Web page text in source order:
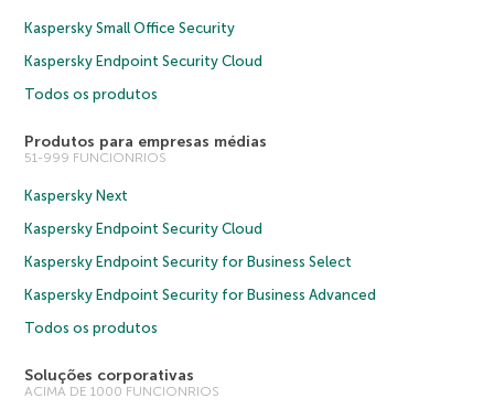
Kaspersky Small Office Security
Kaspersky Endpoint Security Cloud
Todos os produtos
Produtos para empresas médias
51-999 FUNCIONRIOS
Kaspersky Next
Kaspersky Endpoint Security Cloud
Kaspersky Endpoint Security for Business Select
Kaspersky Endpoint Security for Business Advanced
Todos os produtos
Soluções corporativas
ACIMA DE 1000 FUNCIONRIOS